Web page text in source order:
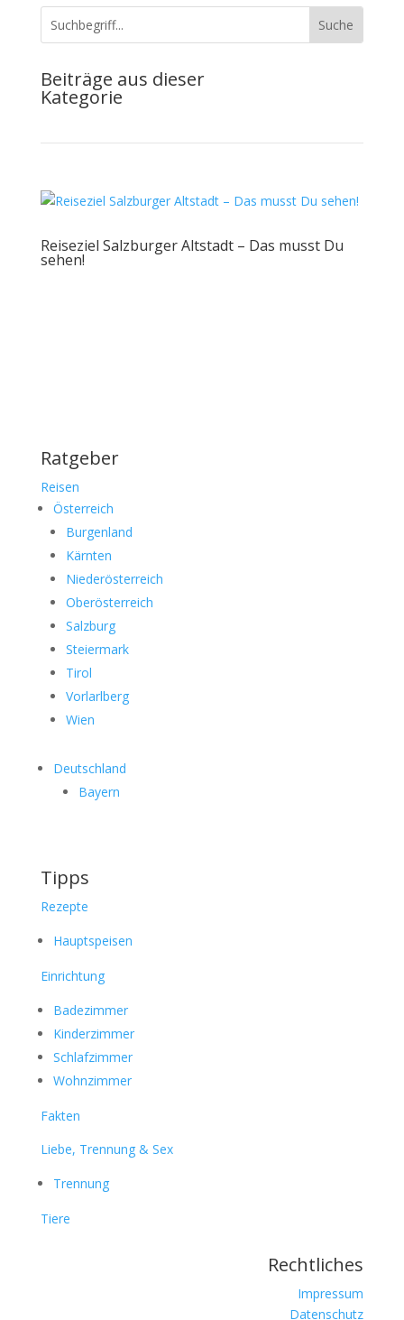
Beiträge aus dieser
Kategorie
Reiseziel Salzburger Altstadt – Das musst Du
sehen!
Ratgeber
Reisen
Österreich
Burgenland
Kärnten
Niederösterreich
Oberösterreich
Salzburg
Steiermark
Tirol
Vorlarlberg
Wien
Deutschland
Bayern
Tipps
Rezepte
Hauptspeisen
Einrichtung
Badezimmer
Kinderzimmer
Schlafzimmer
Wohnzimmer
Fakten
Liebe, Trennung & Sex
Trennung
Tiere
Rechtliches
Impressum
Datenschutz